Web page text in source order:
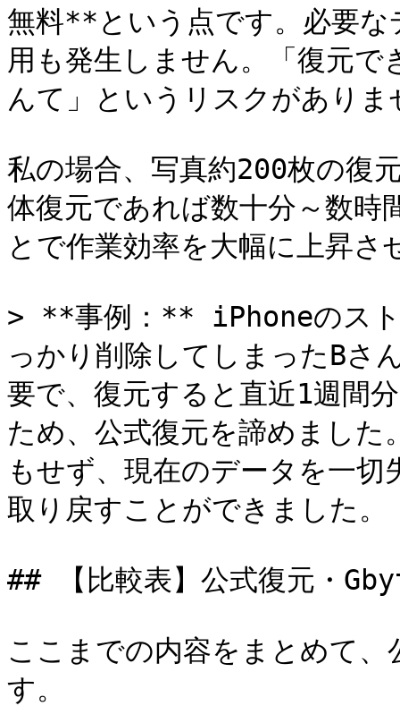
無料**という点です。必要な
用も発生しません。「復元
んて」というリスクがありま
私の場合、写真約200枚の復
体復元であれば数十分～数時
とで作業効率を大幅に上昇
> **事例：** iPhoneのスト
っかり削除してしまったBさ
要で、復元すると直近1週間
ため、公式復元を諦めまし
もせず、現在のデータを一
取り戻すことができました。
## 【比較表】公式復元・
ここまでの内容をまとめて
す。